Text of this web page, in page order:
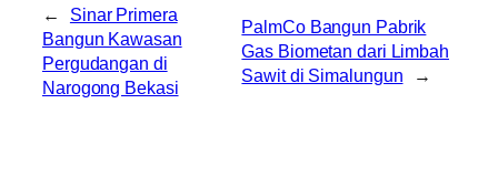
←
Sinar Primera
Bangun Kawasan
Pergudangan di
Narogong Bekasi
PalmCo Bangun Pabrik
Gas Biometan dari Limbah
Sawit di Simalungun
→